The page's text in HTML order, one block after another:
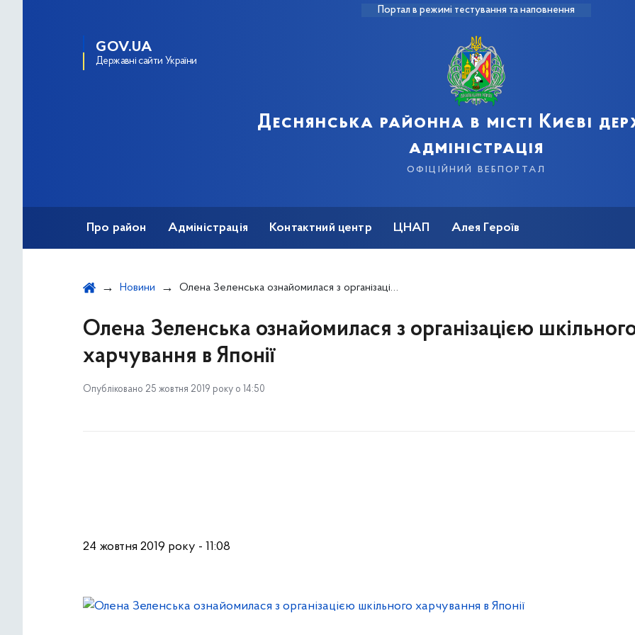
Портал в режимі тестування та наповнення
GOV.UA
Державні сайти України
Деснянська районна в місті Києві
адміністрація
офіційний вебпортал
Про район Адміністрація Контактний центр ЦНАП Алея Героїв
Новини Олена Зеленська ознайомилася з організацією шкільного харчування в Японії
Олена Зеленська ознайомилася з організацією
харчування в Японії
Опубліковано 25 жовтня 2019 року о 14:50
24 жовтня 2019 року - 11:08